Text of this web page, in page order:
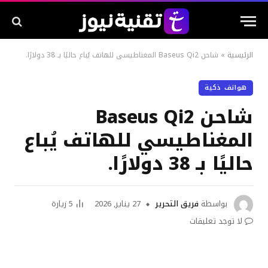
الرئيسية » شاحن Baseus Qi2 المغناطيسي للهاتف يُباع حاليًا بـ 38 دولارًا.
هواتف ذكية
شاحن Baseus Qi2
المغناطيسي للهاتف يُباع
حاليًا بـ 38 دولارًا.
بواسطة فريق التحرير 27 يناير, 2026 5زيارة
لا توجد تعليقات